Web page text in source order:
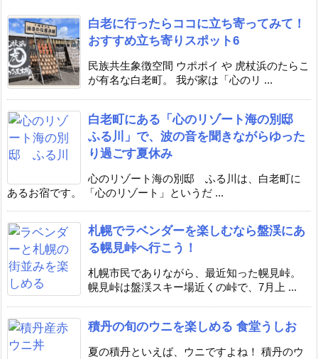
白老に行ったらココに立ち寄ってみて！
おすすめ立ち寄りスポット6
民族共生象徴空間 ウポポイ や 虎杖浜のたらこ
が有名な白老町。 我が家は「心のリ ...
白老町にある「心のリゾート海の別邸
ふる川」で、波の音を聞きながらゆった
り過ごす夏休み
心のリゾート海の別邸 ふる川は、白老町に
あるお宿です。 「心のリゾート」というだ ...
札幌でラベンダーを楽しむなら盤渓にあ
る幌見峠へ行こう！
札幌市民でありながら、最近知った幌見峠。
幌見峠は盤渓スキー場近くの峠で、7月上 ...
積丹の旬のウニを楽しめる 食堂うしお
夏の積丹といえば、ウニですよね！ 積丹のウ